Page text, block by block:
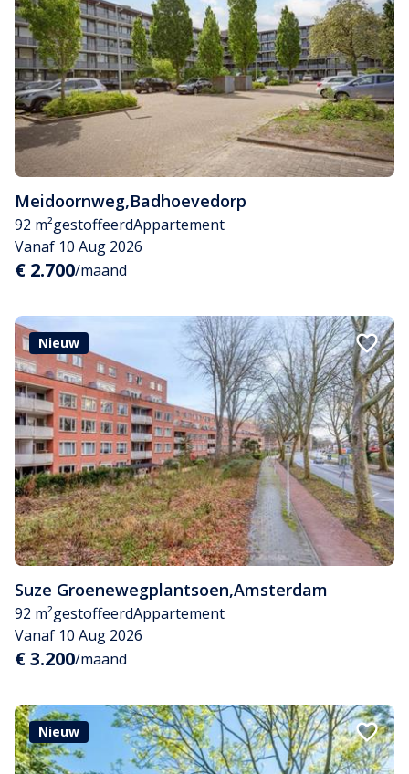
Meidoornweg,Badhoevedorp
92 m²gestoffeerdAppartement
Vanaf 10 Aug 2026
€ 2.700/maand
Nieuw
Suze Groenewegplantsoen,Amsterdam
92 m²gestoffeerdAppartement
Vanaf 10 Aug 2026
€ 3.200/maand
Nieuw